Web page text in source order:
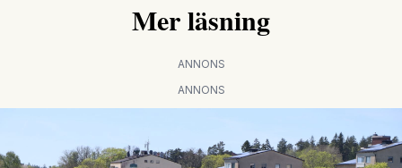
Mer läsning
ANNONS
ANNONS